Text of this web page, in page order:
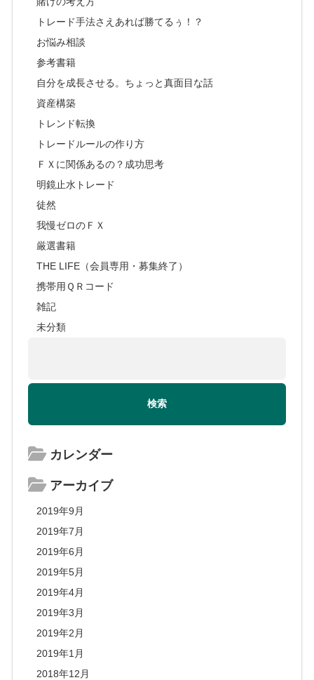
トレード手法さえあれば勝てるぅ！？
お悩み相談
参考書籍
自分を成長させる。ちょっと真面目な話
資産構築
トレンド転換
トレードルールの作り方
ＦＸに関係あるの？成功思考
明鏡止水トレード
徒然
我慢ゼロのＦＸ
厳選書籍
THE LIFE（会員専用・募集終了）
携帯用ＱＲコード
雑記
未分類
カレンダー
アーカイブ
2019年9月
2019年7月
2019年6月
2019年5月
2019年4月
2019年3月
2019年2月
2019年1月
2018年12月